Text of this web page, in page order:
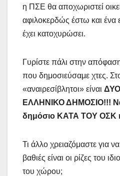
η ΠΣΕ θα αποχωριστεί
αφιλοκερδώς έστω και
έχει κατοχυρώσει.
Γυρίστε πάλι στην
που δημοσιεύσαμε χτες.
«αναιρεσίβλητοι» είναι
ΕΛΛΗΝΙΚΟ ΔΗΜΟΣΙΟ!!!
δημόσιο ΚΑΤΑ ΤΟΥ ΟΣΚ
Τι άλλο χρειαζόμαστε για
βαθιές είναι οι ρίζες του
του χώρου;